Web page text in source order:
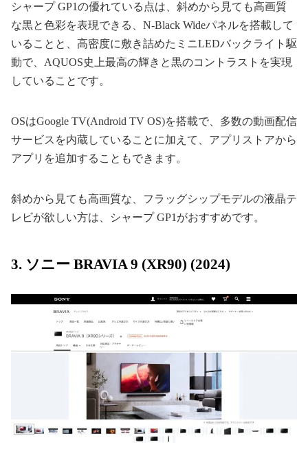
シャープ GP1の優れている点は、斜めから見ても高画質
な黒と色彩を表現できる、N-Black Wideパネルを搭載して
いることと、高密度に敷き詰めたミニLEDバックライト駆
動で、AQUOS史上最高の輝きと黒のコントラストを実現
していることです。
OSはGoogle TV(Android TV OS)を搭載で、多数の動画配信
サービスを内蔵していることに加えて、アプリストアから
アプリを追加することもできます。
斜めから見ても高画質な、フラッグシップモデルの液晶テ
レビが欲しい方は、シャープ GP1がおすすめです。
3. ソニー BRAVIA 9 (XR90) (2024)